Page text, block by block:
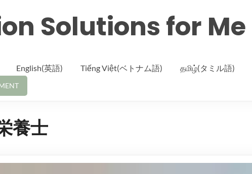
Solutions for Me
English(英語) Tiếng Việt(ベトナム語) தமிழ்(タミル語)
養士